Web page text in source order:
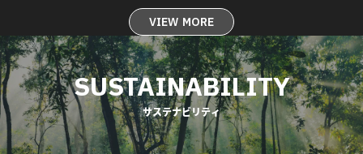
VIEW MORE
SUSTAINABILITY
サステナビリティ